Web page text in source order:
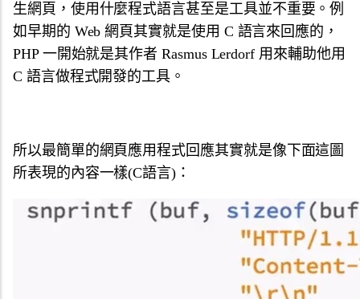
生網頁，使用什麼程式語言甚至是工具並不重要。例
如早期的 Web 網頁其實就是使用 C 語言來回應的，
PHP 一開始就是其作者 Rasmus Lerdorf 用來輔助他用
C 語言做程式開發的工具。
所以最簡單的網頁應用程式回應其實就是像下面這圖
所表現的內容一樣(C語言)：